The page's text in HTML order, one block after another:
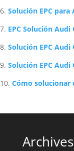
Solución EPC
EPC Solución
Solución EPC
Solución EPC
Cómo solucionar
Archives